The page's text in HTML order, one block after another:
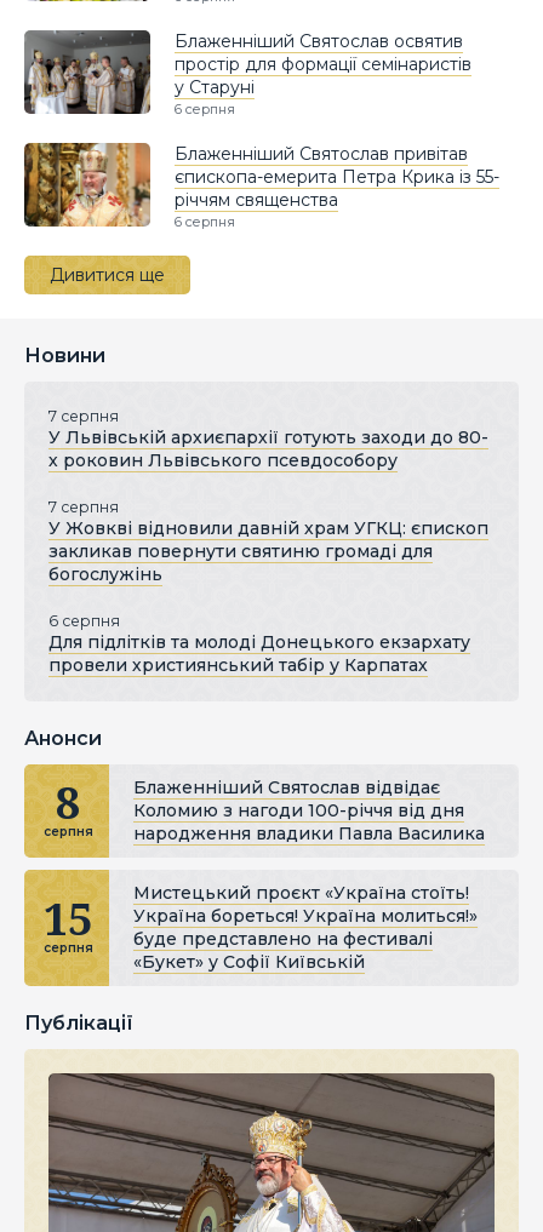
Блаженніший Святослав освятив
простір для формації семінаристів
у Старуні
6 серпня
Блаженніший Святослав привітав
єпископа-емерита Петра Крика із 55-
річчям священства
6 серпня
Дивитися ще
Новини
7 серпня
У Львівській архиєпархії готують заходи до 80-
х роковин Львівського псевдособору
7 серпня
У Жовкві відновили давній храм УГКЦ: єпископ
закликав повернути святиню громаді для
богослужінь
6 серпня
Для підлітків та молоді Донецького екзархату
провели християнський табір у Карпатах
Анонси
8
серпня
Блаженніший Святослав відвідає
Коломию з нагоди 100-річчя від дня
народження владики Павла Василика
15
серпня
Мистецький проєкт «Україна стоїть!
Україна бореться! Україна молиться!»
буде представлено на фестивалі
«Букет» у Софії Київській
Публікації